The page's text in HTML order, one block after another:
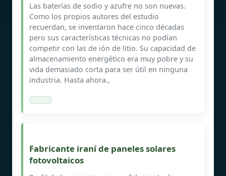
Las baterías de sodio y azufre no son nuevas.
Como los propios autores del estudio
recuerdan, se inventaron hace cinco décadas
pero sus características técnicas no podían
competir con las de ión de litio. Su capacidad de
almacenamiento energético era muy pobre y su
vida demasiado corta para ser útil en ninguna
industria. Hasta ahora.,
Fabricante iraní de paneles solares
fotovoltaicos